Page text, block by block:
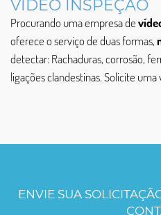
VÍDEO INSPEÇÃO
Procurando uma empresa de
oferece o serviço de duas formas,
detectar: Rachaduras, corrosão,
ligações clandestinas. Solicite
ENVIE SUA